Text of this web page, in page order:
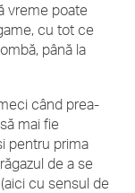
vreme poate
cu tot ce
până la
când prea-
mai fie
pentru prima
de a se
cu sensul de